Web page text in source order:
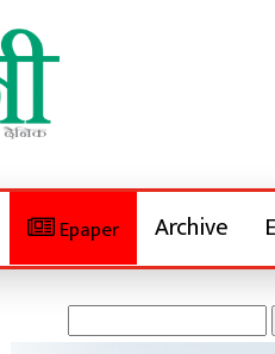
Epaper Archive
for: